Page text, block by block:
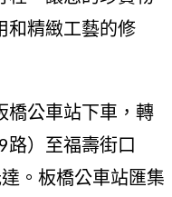
和精緻工藝的修
橋公車站下車，轉
路）至福壽街口
。板橋公車站匯集